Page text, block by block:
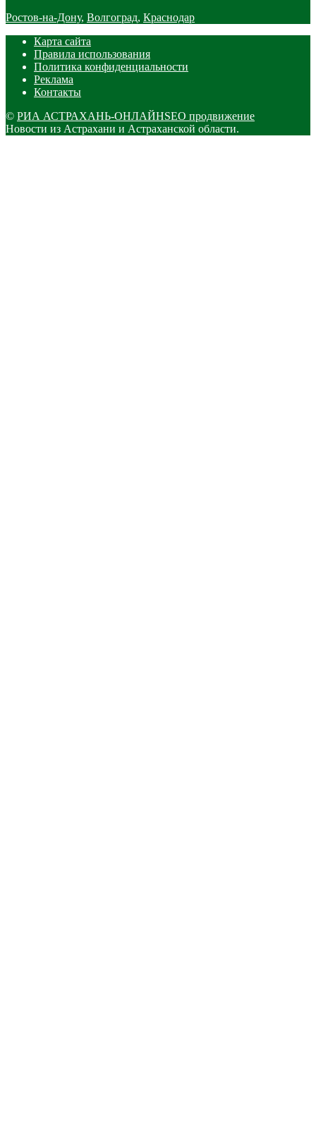
Ростов-на-Дону, Волгоград, Краснодар
Карта сайта
Правила использования
Политика конфиденциальности
Реклама
Контакты
© РИА АСТРАХАНЬ-ОНЛАЙНSEO продвижение
Новости из Астрахани и Астраханской области.